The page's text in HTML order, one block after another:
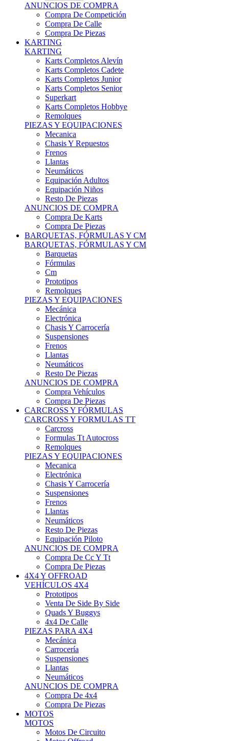
ANUNCIOS DE COMPRA
Compra De Competición
Compra De Calle
Compra De Piezas
KARTING
KARTING
Karts Completos Alevín
Karts Completos Cadete
Karts Completos Junior
Karts Completos Senior
Superkart
Karts Completos Hobbye
Remolques
PIEZAS Y EQUIPACIONES
Mecanica
Chasis Y Repuestos
Frenos
Llantas
Neumáticos
Equipación Adultos
Equipación Niños
Resto De Piezas
ANUNCIOS DE COMPRA
Compra De Karts
Compra De Piezas
BARQUETAS, FÓRMULAS Y CM
BARQUETAS, FÓRMULAS Y CM
Barquetas
Fórmulas
Cm
Prototipos
Remolques
PIEZAS Y EQUIPACIONES
Mecánica
Electrónica
Chasis Y Carrocería
Suspensiones
Frenos
Llantas
Neumáticos
Resto De Piezas
ANUNCIOS DE COMPRA
Compra Vehículos
Compra De Piezas
CARCROSS Y FÓRMULAS
CARCROSS Y FORMULAS TT
Carcross
Formulas Tt Autocross
Remolques
PIEZAS Y EQUIPACIONES
Mecanica
Electrónica
Chasis Y Carrocería
Suspensiones
Frenos
Llantas
Neumáticos
Resto De Piezas
Equipación Piloto
ANUNCIOS DE COMPRA
Compra De Cc Y Tt
Compra De Piezas
4X4 Y OFFROAD
VEHÍCULOS 4X4
Prototipos
Venta De Side By Side
Quads Y Buggys
4x4 De Calle
PIEZAS PARA 4X4
Mecánica
Carrocería
Suspensiones
Llantas
Neumáticos
ANUNCIOS DE COMPRA
Compra De 4x4
Compra De Piezas
MOTOS
MOTOS
Motos De Circuito